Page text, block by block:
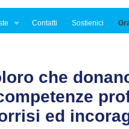
Contatti Sostienici
che
ed